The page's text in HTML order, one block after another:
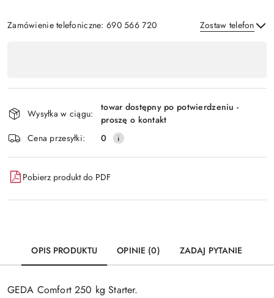
Zamówienie telefoniczne: 690 566 720 Zostaw telefon
płatność
dostawa
Wysyłka w ciągu:
towar dostępny po potwierdzeniu -
proszę o kontakt
Cena przesyłki:
0
Pobierz produkt do PDF
OPIS PRODUKTU OPINIE (0) ZADAJ PYTANIE
GEDA Comfort 250 kg Starter.